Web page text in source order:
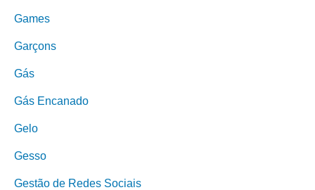
Games
Garçons
Gás
Gás Encanado
Gelo
Gesso
Gestão de Redes Sociais